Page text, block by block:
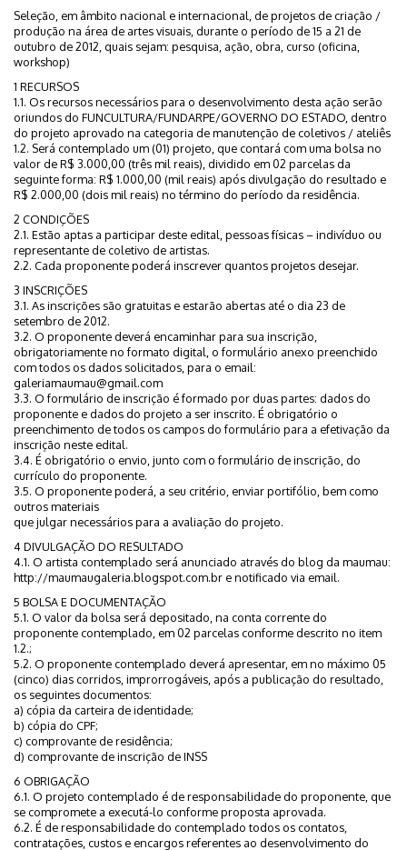
Seleção, em âmbito nacional e internacional, de projetos de criação /
produção na área de artes visuais, durante o período de 15 a 21 de
outubro de 2012, quais sejam: pesquisa, ação, obra, curso (oficina,
workshop)
1 RECURSOS
1.1. Os recursos necessários para o desenvolvimento desta ação serão
oriundos do FUNCULTURA/FUNDARPE/GOVERNO DO ESTADO, dentro
do projeto aprovado na categoria de manutenção de coletivos / ateliês
1.2. Será contemplado um (01) projeto, que contará com uma bolsa no
valor de R$ 3.000,00 (três mil reais), dividido em 02 parcelas da
seguinte forma: R$ 1.000,00 (mil reais) após divulgação do resultado e
R$ 2.000,00 (dois mil reais) no término do período da residência.
2 CONDIÇÕES
2.1. Estão aptas a participar deste edital, pessoas físicas – indivíduo ou
representante de coletivo de artistas.
2.2. Cada proponente poderá inscrever quantos projetos desejar.
3 INSCRIÇÕES
3.1. As inscrições são gratuitas e estarão abertas até o dia 23 de
setembro de 2012.
3.2. O proponente deverá encaminhar para sua inscrição,
obrigatoriamente no formato digital, o formulário anexo preenchido
com todos os dados solicitados, para o email:
galeriamaumau@gmail.com
3.3. O formulário de inscrição é formado por duas partes: dados do
proponente e dados do projeto a ser inscrito. É obrigatório o
preenchimento de todos os campos do formulário para a efetivação da
inscrição neste edital.
3.4. É obrigatório o envio, junto com o formulário de inscrição, do
currículo do proponente.
3.5. O proponente poderá, a seu critério, enviar portifólio, bem como
outros materiais
que julgar necessários para a avaliação do projeto.
4 DIVULGAÇÃO DO RESULTADO
4.1. O artista contemplado será anunciado através do blog da maumau:
http://maumaugaleria.blogspot.com.br e notificado via email.
5 BOLSA E DOCUMENTAÇÃO
5.1. O valor da bolsa será depositado, na conta corrente do
proponente contemplado, em 02 parcelas conforme descrito no item
1.2.;
5.2. O proponente contemplado deverá apresentar, em no máximo 05
(cinco) dias corridos, improrrogáveis, após a publicação do resultado,
os seguintes documentos:
a) cópia da carteira de identidade;
b) cópia do CPF;
c) comprovante de residência;
d) comprovante de inscrição de INSS
6 OBRIGAÇÃO
6.1. O projeto contemplado é de responsabilidade do proponente, que
se compromete a executá-lo conforme proposta aprovada.
6.2. É de responsabilidade do contemplado todos os contatos,
contratações, custos e encargos referentes ao desenvolvimento do